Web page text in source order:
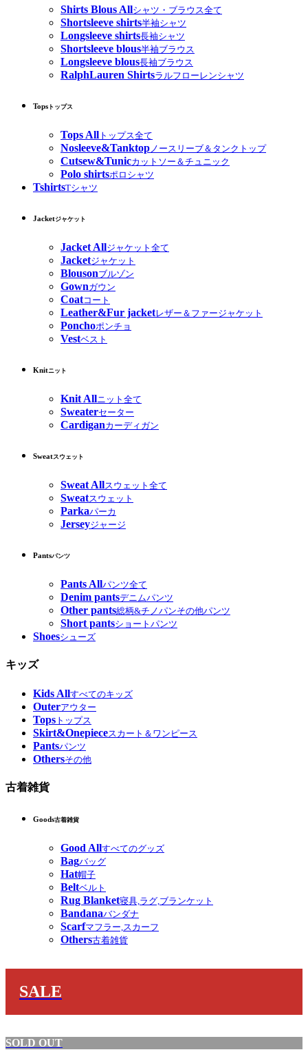
Shirts Blous Allシャツ・ブラウス全て
Shortsleeve shirts半袖シャツ
Longsleeve shirts長袖シャツ
Shortsleeve blous半袖ブラウス
Longsleeve blous長袖ブラウス
RalphLauren Shirtsラルフローレンシャツ
Tops トップス
Tops All トップス全て
Nosleeve&Tanktopノースリーブ＆タンクトップ
Cutsew&Tunicカットソー＆チュニック
Polo shirtsポロシャツ
TshirtsTシャツ
Jacketジャケット
Jacket Allジャケット全て
Jacketジャケット
Blousonブルゾン
Gownガウン
Coatコート
Leather&Fur jacketレザー＆ファージャケット
Ponchoポンチョ
Vestベスト
Knitニット
Knit Allニット全て
Sweaterセーター
Cardiganカーディガン
Sweatスウェット
Sweat Allスウェット全て
Sweatスウェット
Parkaパーカ
Jerseyジャージ
Pantsパンツ
Pants Allパンツ全て
Denim pantsデニムパンツ
Other pants総柄&チノパンその他パンツ
Short pantsショートパンツ
Shoesシューズ
キッズ
Kids Allすべてのキッズ
Outerアウター
Tops トップス
Skirt&Onepieceスカート＆ワンピース
Pantsパンツ
Othersその他
古着雑貨
Goods古着雑貨
Good Allすべてのグッズ
Bagバッグ
Hat帽子
Beltベルト
Rug Blanket寝具,ラグ,ブランケット
Bandanaバンダナ
Scarfマフラー,スカーフ
Others古着雑貨
SALE
SOLD OUT